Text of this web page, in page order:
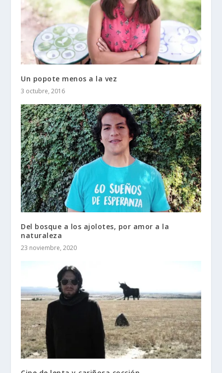
Un popote menos a la vez
3 octubre, 2016
Del bosque a los ajolotes, por amor a la
naturaleza
23 noviembre, 2020